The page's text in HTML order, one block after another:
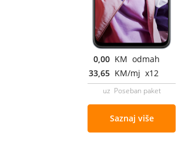
0,00 KM odmah
33,65 KM/mj x12
uz Poseban paket
Saznaj više